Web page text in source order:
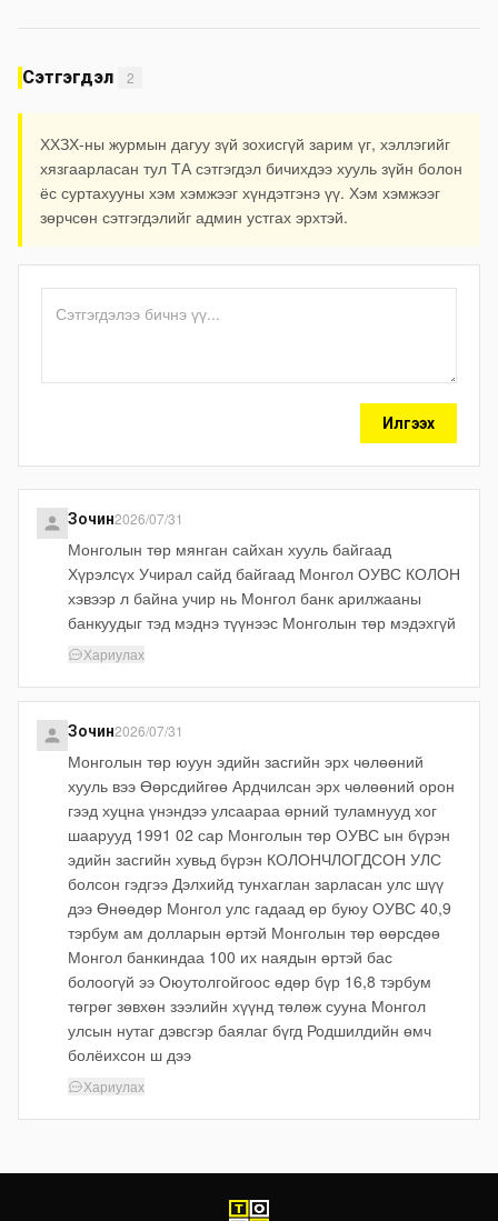
Сэтгэгдэл 2
ХХЗХ-ны журмын дагуу зүй зохисгүй зарим үг, хэллэгийг
хязгаарласан тул ТА сэтгэгдэл бичихдээ хууль зүйн болон
ёс суртахууны хэм хэмжээг хүндэтгэнэ үү. Хэм хэмжээг
зөрчсөн сэтгэгдэлийг админ устгах эрхтэй.
Илгээх
Зочин2026/07/31
Монголын төр мянган сайхан хууль байгаад
Хүрэлсүх Учирал сайд байгаад Монгол ОУВС КОЛОН
хэвээр л байна учир нь Монгол банк арилжааны
банкуудыг тэд мэднэ түүнээс Монголын төр мэдэхгүй
Хариулах
Зочин2026/07/31
Монголын төр юуун эдийн засгийн эрх чөлөөний
хууль вээ Өөрсдийгөө Ардчилсан эрх чөлөөний орон
гээд хуцна үнэндээ улсаараа өрний туламнууд хог
шаарууд 1991 02 сар Монголын төр ОУВС ын бүрэн
эдийн засгийн хувьд бүрэн КОЛОНЧЛОГДСОН УЛС
болсон гэдгээ Дэлхийд тунхаглан зарласан улс шүү
дээ Өнөөдөр Монгол улс гадаад өр буюу ОУВС 40,9
тэрбум ам долларын өртэй Монголын төр өөрсдөө
Монгол банкиндаа 100 их наядын өртэй бас
болоогүй ээ Оюутолгойгоос өдөр бүр 16,8 тэрбум
төгрөг зөвхөн зээлийн хүүнд төлөж сууна Монгол
улсын нутаг дэвсгэр баялаг бүгд Родшилдийн өмч
болёихсон ш дээ
Хариулах